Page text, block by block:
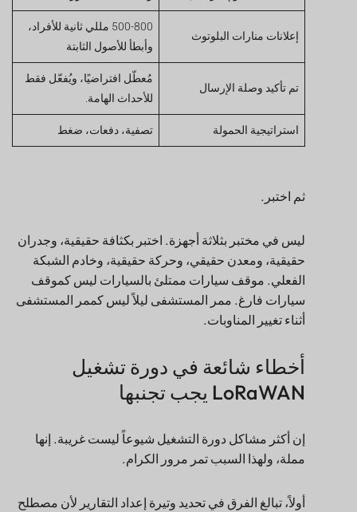
إعلانات منارات البلوتوث
500-800 مللي ثانية للأفراد،
وأبطأ للأصول الثابتة
تم تأكيد وصلة الإرسال
مُعطّل افتراضيًا، ويُفعّل فقط
للأحداث الهامة.
استراتيجية الحمولة تصفية، دفعات، ضغط
ثم اختبر.
ليس في مختبر بثلاثة أجهزة. اختبر بكثافة حقيقية، وجدران
حقيقية، ومعدن حقيقي، وحركة حقيقية، وخادم الشبكة
الفعلي. موقف سيارات ممتلئ بالسيارات ليس كموقف
سيارات فارغ. ممر المستشفى ليلاً ليس كممر المستشفى
أثناء تغيير المناوبات.
أخطاء شائعة في دورة تشغيل
LoRaWAN يجب تجنبها
إن أكثر مشاكل دورة التشغيل شيوعاً ليست غريبة. إنها
مملة، ولهذا السبب تمر مرور الكرام.
أولاً، تبالغ الفرق في تحديد وتيرة إعداد التقارير لأن مصطلح